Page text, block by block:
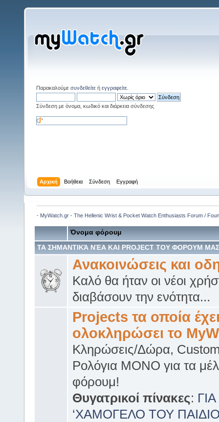
Παρακαλούμε συνδεθείτε ή εγγραφείτε
Σύνδεση με όνομα, κωδικό και διάρκεια σύνδεσης
Αρχική Βοήθεια Σύνδεση Εγγραφή
- MyWatch.gr - The Hellenic Wrist & Pocket Watch Enthusiasts Forum /
Όνομα φόρουμ
ΤΑ ΣΗΜΑΝΤΙΚΆ ΝΈΑ ΚΑΙ PROJECT TOY ΦΟΡΟΥΜ ΜΑΣ
Ανακοινώσεις και
Καλό θα ήταν οι νέοι
διαβάσουν την ενότητα...
Projects τα οποία
ολοκληρώσει το
Κληρώσεις/Δώρα,
Ρολόγια ΜΟΝΟ για τα
φόρουμ!
Θυγατρικοί πίνακες:
‘ΧΑΜΟΓΕΛΟ ΤΟΥ